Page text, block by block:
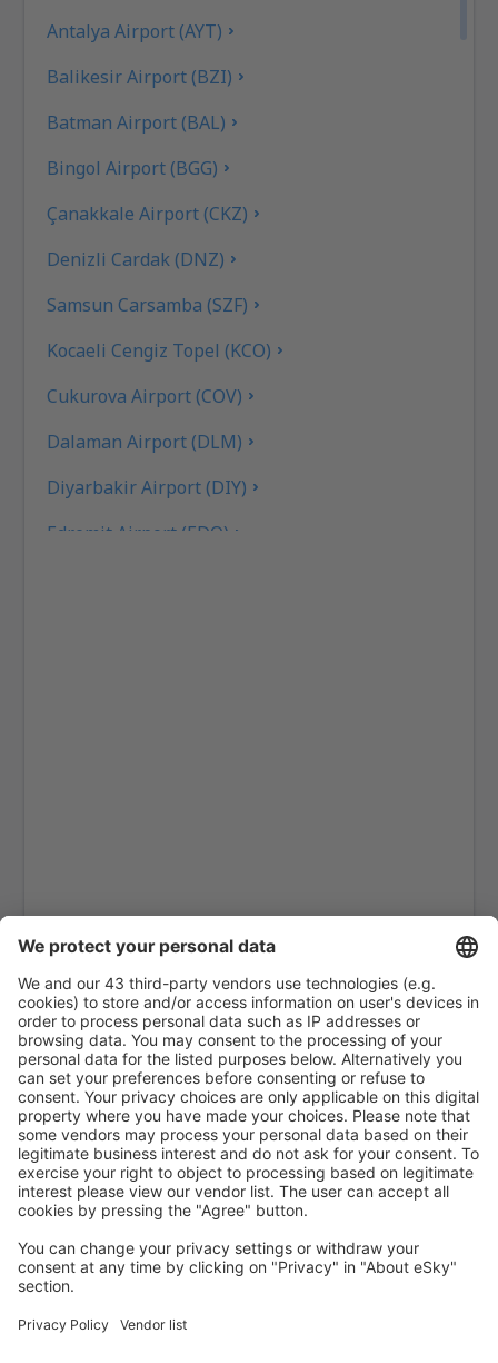
Antalya Airport (AYT)
Balikesir Airport (BZI)
Batman Airport (BAL)
Bingol Airport (BGG)
Çanakkale Airport (CKZ)
Denizli Cardak (DNZ)
Samsun Carsamba (SZF)
Kocaeli Cengiz Topel (KCO)
Cukurova Airport (COV)
Dalaman Airport (DLM)
Diyarbakir Airport (DIY)
Edremit Airport (EDO)
Hakkari Yüksekova Airport (YKO)
Hatay Airport (HTY)
Iğdır Airport (IGD)
Bodrum
Isparta Airport (ISE)
Istanbul
Izmir Adnan Menderes (ADB)
Kahramanmaras Airport (KCM)